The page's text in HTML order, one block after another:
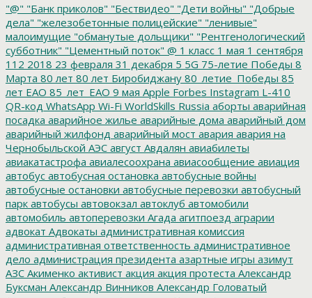
"@" "Банк приколов" "Бествидео" "Дети войны" "Добрые
дела" "железобетонные полицейские" "ленивые"
малоимущие "обманутые дольщики" "Рентгенологический
субботник" "Цементный поток" @ 1 класс 1 мая 1 сентября
112 2018 23 февраля 31 декабря 5 5G 75-летие Победы 8
Марта 80 лет 80 лет Биробиджану 80_летие_Победы 85
лет ЕАО 85_лет_ЕАО 9 мая Apple Forbes Instagram L-410
QR-код WhatsApp Wi-Fi WorldSkills Russia аборты аварийная
посадка аварийное жилье аварийные дома аварийный дом
аварийный жилфонд аварийный мост авария авария на
Чернобыльской АЭС август Авдалян авиабилеты
авиакатастрофа авиалесоохрана авиасообщение авиация
автобус автобусная остановка автобусные войны
автобусные остановки автобусные перевозки автобусный
парк автобусы автовокзал автоклуб автомобили
автомобиль автоперевозки Агада агитпоезд аграрии
адвокат Адвокаты административная комиссия
административная ответственность административное
дело администрация президента азартные игры азимут
АЗС Акименко активист акция акция протеста Александр
Буксман Александр Винников Александр Головатый